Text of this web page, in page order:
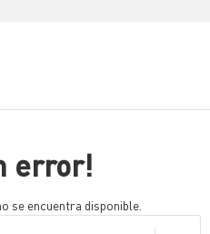
error!
se encuentra disponible.